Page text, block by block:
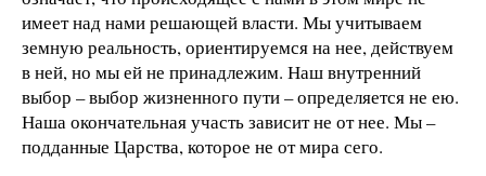
имеет над нами решающей власти. Мы учитываем
земную реальность, ориентируемся на нее, действуем
в ней, но мы ей не принадлежим. Наш внутренний
выбор – выбор жизненного пути – определяется не ею.
Наша окончательная участь зависит не от нее. Мы –
подданные Царства, которое не от мира сего.